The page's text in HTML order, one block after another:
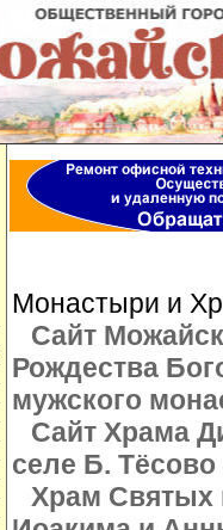
Монастыри и
Сайт
Рождества
мужского
Сайт Храма
селе Б. Тёсово
Храм Святых